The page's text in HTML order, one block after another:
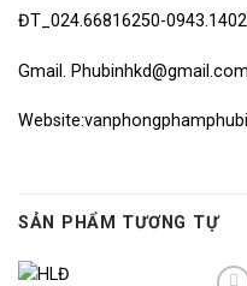
ĐT_024.66816250-
Gmail. Phubinhkd@gmail.com
SẢN PHẨM TƯƠNG TỰ